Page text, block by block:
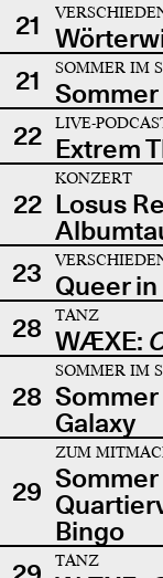
21
21
SOMMER IM
Sommer
22
LIVE-
Extrem
22
KONZERT
Losus
23 Queer
28
TANZ
WÆXE:
28
SOMMER IM
Galaxy
29
ZUM
Bingo
TANZ